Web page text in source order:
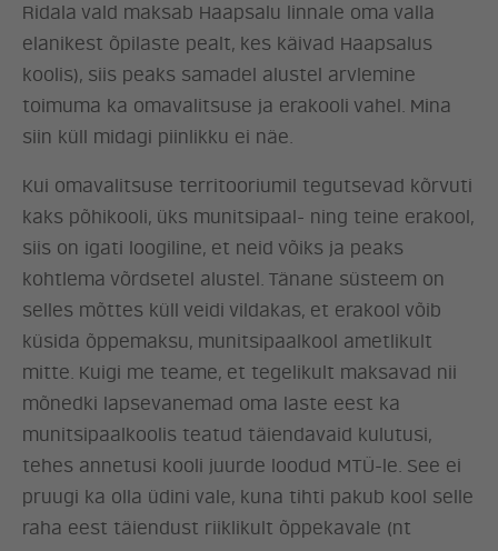
ERAKOND
Ridala vald maksab Haapsalu linnale oma valla
elanikest õpilaste pealt, kes käivad Haapsalus
koolis), siis peaks samadel alustel arvlemine
toimuma ka omavalitsuse ja erakooli vahel. Mina
siin küll midagi piinlikku ei näe.
Kui omavalitsuse territooriumil tegutsevad kõrvuti
kaks põhikooli, üks munitsipaal- ning teine erakool,
siis on igati loogiline, et neid võiks ja peaks
kohtlema võrdsetel alustel. Tänane süsteem on
selles mõttes küll veidi vildakas, et erakool võib
küsida õppemaksu, munitsipaalkool ametlikult
mitte. Kuigi me teame, et tegelikult maksavad nii
mõnedki lapsevanemad oma laste eest ka
munitsipaalkoolis teatud täiendavaid kulutusi,
tehes annetusi kooli juurde loodud MTÜ-le. See ei
pruugi ka olla üdini vale, kuna tihti pakub kool selle
raha eest täiendust riiklikult õppekavale (nt